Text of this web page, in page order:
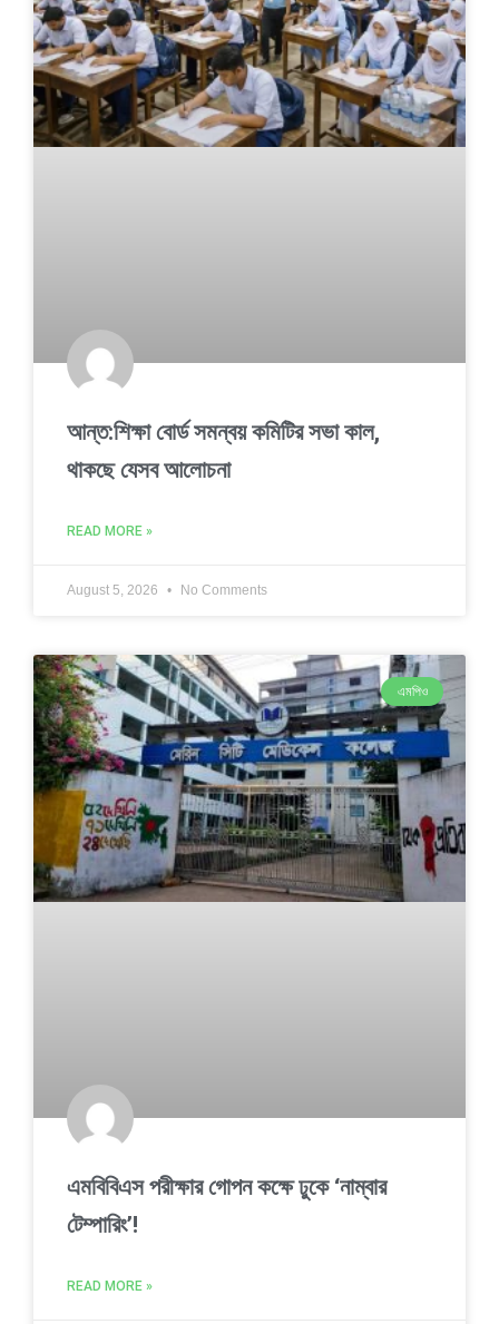
আন্ত:শিক্ষা বোর্ড সমন্বয় কমিটির সভা কাল,
থাকছে যেসব আলোচনা
READ MORE »
August 5, 2026 No Comments
এমপিও
এমবিবিএস পরীক্ষার গোপন কক্ষে ঢুকে ‘নাম্বার
টেম্পারিং’!
READ MORE »